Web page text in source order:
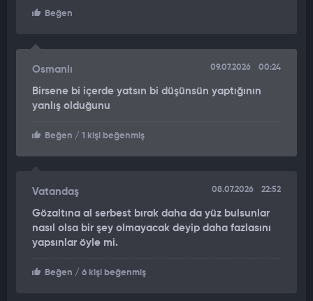
BAŞSAVCILIK İTİRAZ ETTİ, TUTUKLAMA KARARI ÇIKARILDI
Karara Seferihisar Cumhuriyet Başsavcılığı tarafından itiraz
edildi. İtirazı değerlendiren Seferihisar 3’üncü Asliye Ceza
olayın oluş şekli, suçun vasıf ve mahiyeti, dosyanın mevcut
delil durumu, delillerin henüz toplanmamış olması ile
şüphelinin kaçma şüphesini ve delilleri karartma şüphesinin
bulunması nedeniyle adli kontrol hükümlerinin bu aşamada
yetersiz kalacağına karar verip tutuklama kararı çıkardı.
Beğen
Osmanlı 09.07.2026 00:24
Birsene bi içerde yatsın bi düşünsün yaptığının
yanlış olduğunu
Beğen / 1 kişi beğenmiş
Vatandaş 08.07.2026 22:52
Gözaltına al serbest bırak daha da yüz bulsunlar
nasıl olsa bir şey olmayacak deyip daha fazlasını
yapsınlar öyle mi.
Beğen / 6 kişi beğenmiş